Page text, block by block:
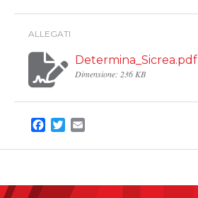
ALLEGATI
Determina_Sicrea.pdf
Dimensione: 236 KB
Facebook
Twitter